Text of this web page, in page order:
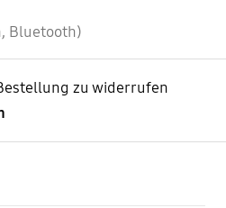
Bluetooth)
zu widerrufen